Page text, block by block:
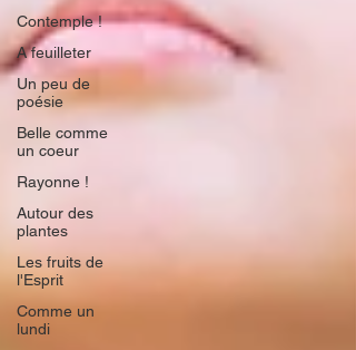
Contemple !
A feuilleter
Un peu de
poésie
Belle comme
un coeur
Rayonne !
Autour des
plantes
Les fruits de
l'Esprit
Comme un
lundi